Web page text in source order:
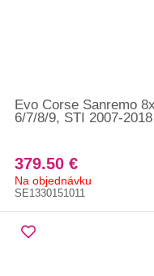
Evo Corse Sanremo
6/7/8/9, STI 2007-
379.50 €
Na objednávku
SE1330151011